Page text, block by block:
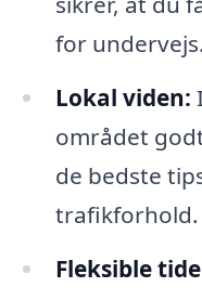
for undervejs.
Lokal viden:
området
de bedste
trafikforhold.
Fleksible